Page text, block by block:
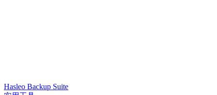
Hasleo Backup Suite